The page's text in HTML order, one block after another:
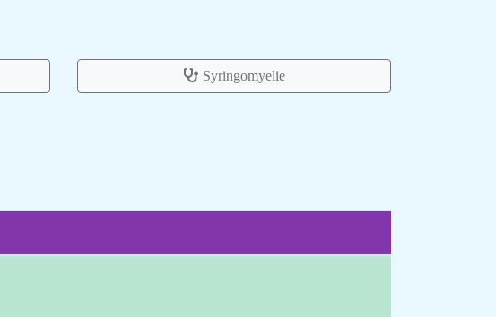
Syringomyelie